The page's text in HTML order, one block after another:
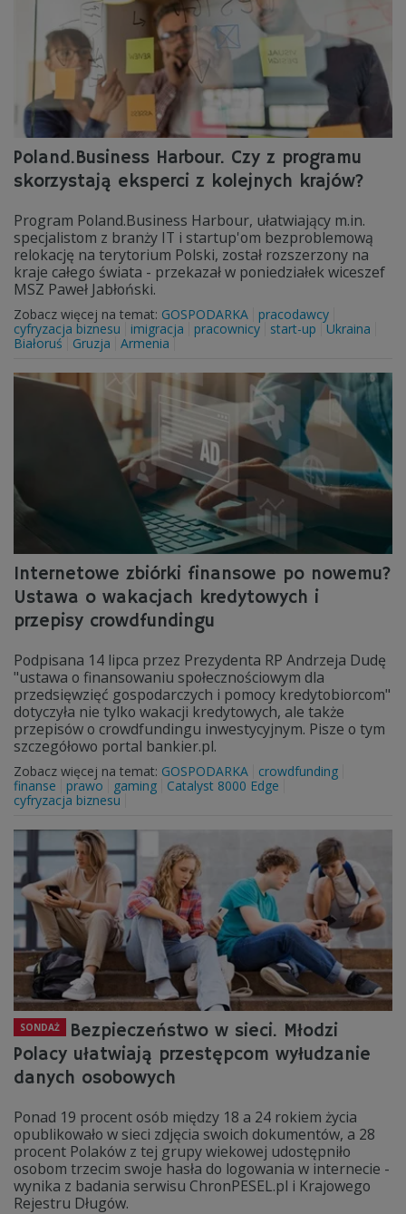
Poland.Business Harbour. Czy z programu
skorzystają eksperci z kolejnych krajów?
Program Poland.Business Harbour, ułatwiający m.in.
specjalistom z branży IT i startup'om bezproblemową
relokację na terytorium Polski, został rozszerzony na
kraje całego świata - przekazał w poniedziałek wiceszef
MSZ Paweł Jabłoński.
Zobacz więcej na temat: GOSPODARKA
pracodawcy
cyfryzacja biznesu
imigracja pracownicy start-up
Ukraina
Białoruś
Gruzja Armenia
Internetowe zbiórki finansowe po nowemu?
Ustawa o wakacjach kredytowych i
przepisy crowdfundingu
Podpisana 14 lipca przez Prezydenta RP Andrzeja Dudę
"ustawa o finansowaniu społecznościowym dla
przedsięwzięć gospodarczych i pomocy kredytobiorcom"
dotyczyła nie tylko wakacji kredytowych, ale także
przepisów o crowdfundingu inwestycyjnym. Pisze o tym
szczegółowo portal bankier.pl.
Zobacz więcej na temat: GOSPODARKA
crowdfunding
finanse
prawo gaming
Catalyst 8000 Edge
cyfryzacja biznesu
SONDAŻ
Bezpieczeństwo w sieci. Młodzi
Polacy ułatwiają przestępcom wyłudzanie
danych osobowych
Ponad 19 procent osób między 18 a 24 rokiem życia
opublikowało w sieci zdjęcia swoich dokumentów, a 28
procent Polaków z tej grupy wiekowej udostępniło
osobom trzecim swoje hasła do logowania w internecie -
wynika z badania serwisu ChronPESEL.pl i Krajowego
Rejestru Długów.